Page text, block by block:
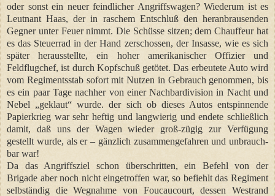
oder sonst ein neuer feindlicher Angriffswagen? Wiederum ist es
Leutnant Haas, der in raschem Entschluß den heranbrausenden
Gegner unter Feuer nimmt. Die Schüsse sitzen; dem Chauffeur hat
es das Steuerrad in der Hand zerschossen, der Insasse, wie es sich
später herausstellte, ein hoher amerikanischer Offizier und
Feldflugchef, ist durch Kopfschuß getötet. Das erbeutete Auto wird
vom Regimentsstab sofort mit Nutzen in Gebrauch genommen, bis
es ein paar Tage nachher von einer Nachbardivision in Nacht und
Nebel „geklaut“ wurde. der sich ob dieses Autos entspinnende
Papierkrieg war sehr heftig und langwierig und endete schließlich
damit, daß uns der Wagen wieder groß-zügig zur Verfügung
gestellt wurde, als er – gänzlich zusammengefahren und unbrauch-
bar war!
Da das Angriffsziel schon überschritten, ein Befehl von der
Brigade aber noch nicht eingetroffen war, so befiehlt das Regiment
selbständig die Wegnahme von Foucaucourt, dessen Westrand